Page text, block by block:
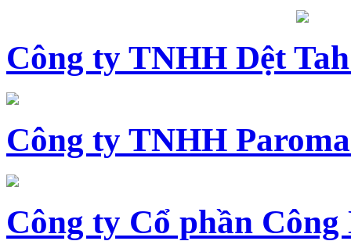
Công ty TNHH Dệt
Công ty TNHH
Công ty Cổ phần Công